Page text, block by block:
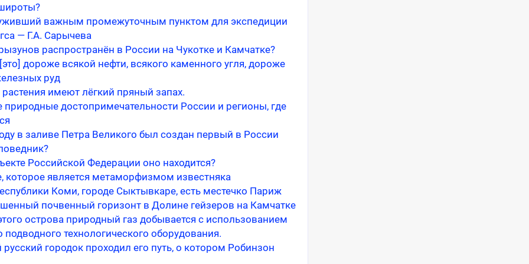
важным промежуточным пунктом для экспедиции
— Г.А. Сарычева
распространён в России на Чукотке и Камчатке?
дороже всякой нефти, всякого каменного угля, дороже
руд
растения имеют лёгкий пряный запах.
природные достопримечательности России и регионы, где
в заливе Петра Великого был создан первый в России
Российской Федерации оно находится?
которое является метаморфизмом известняка
Коми, городе Сыктывкаре, есть местечко Париж
почвенный горизонт в Долине гейзеров на Камчатке
острова природный газ добывается с использованием
подводного технологического оборудования.
русский городок проходил его путь, о котором Робинзон